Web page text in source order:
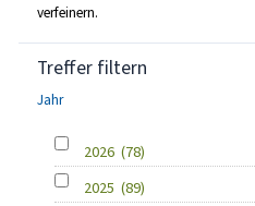
verfeinern.
Treffer filtern
Jahr
2026 (78)
2025 (89)